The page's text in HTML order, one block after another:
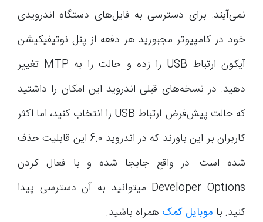
نمی‌آیند. برای دسترسی به فایل‌های دستگاه اندرویدی
خود در کامپیوتر مجبورید هر دفعه از پنل نوتیفیکیشن
آیکون ارتباط USB را زده و حالت را به MTP تغییر
دهید. در نسخه‌های قبلی اندروید این امکان را داشتید
که حالت پیش‌فرض ارتباط USB را انتخاب کنید، اما اکثر
کاربران بر این باورند که در اندروید 6.0 این قابلیت حذف
شده است. در واقع جابجا شده و با فعال کردن
Developer Options میتوانید به آن دسترسی پیدا
کنید. با موبایل کمک همراه باشید.